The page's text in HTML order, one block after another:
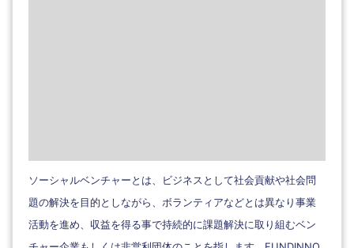
ソーシャルベンチャーとは、ビジネスとして社会貢献や社会問
題の解決を目的としながら、ボランティアなどとは異なり事業
活動を進め、収益を得る事で持続的に課題解決に取り組むベン